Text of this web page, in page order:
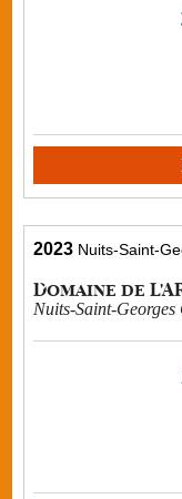
2023 Nuits-Saint-
Domaine de
Nuits-Saint-